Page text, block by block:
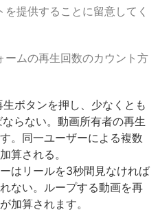
提供することに留意してく
ムの再生回数のカウント方
生ボタンを押し、少なくとも
らない。動画所有者の再生
。同一ユーザーによる複数
算される。
はリールを3秒間見なければ
ない。ループする動画を再
加算されます。